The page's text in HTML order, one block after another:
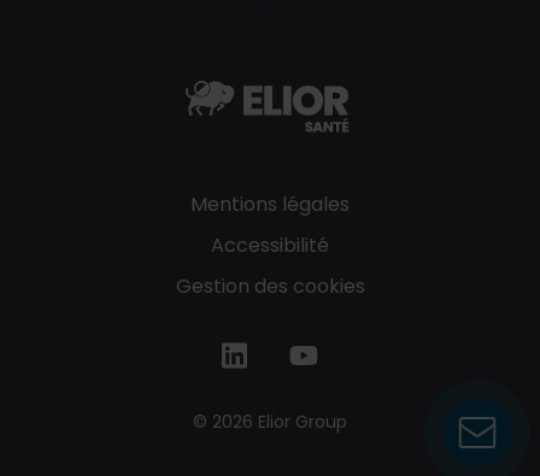
Mentions légales
Accessibilité
Gestion des cookies
© 2026 Elior Group